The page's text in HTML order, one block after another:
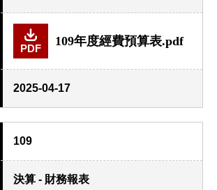
PDF
109年度經費預算表.pdf
2025-04-17
109
決算 - 財務報表